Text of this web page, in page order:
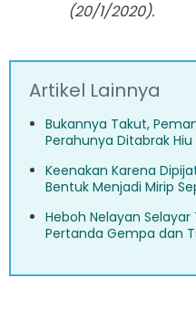
(20/1/2020).
Artikel Lainnya
Bukannya Takut,
Perahunya Ditabrak Hiu
Keenakan Karena
Bentuk Menjadi Mirip
Heboh Nelayan
Pertanda Gempa dan